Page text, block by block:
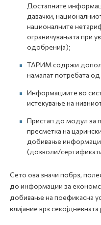
Достапните
давачки,
националните
ограничувањата при
одобренија);
ТАРИМ содржи
намалат потребата од
Информациите во
истекување на
Пристап до модул за
пресметка на
добивање
(дозволи/
Сето ова значи побрз,
до информации за
добивање на поефикасна
влијание врз